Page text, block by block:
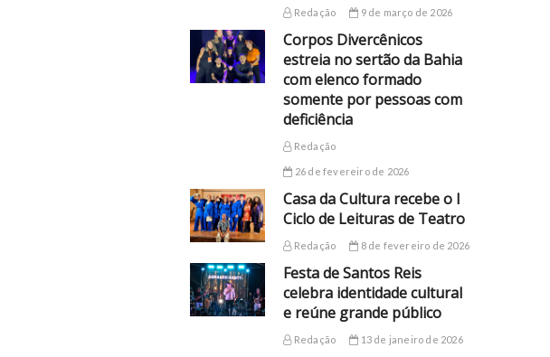
Redação 9 de março de 2026
Corpos Divercênicos
estreia no sertão da Bahia
com elenco formado
somente por pessoas com
deficiência
Redação
26 de fevereiro de 2026
Casa da Cultura recebe o I
Ciclo de Leituras de Teatro
Redação 8 de fevereiro de 2026
Festa de Santos Reis
celebra identidade cultural
e reúne grande público
Redação 13 de janeiro de 2026